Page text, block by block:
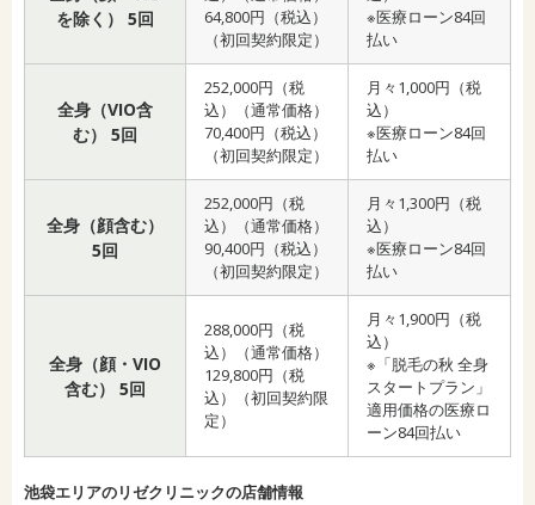
を除く） 5回
64,800円（税込）
（初回契約限定）
※医療ローン84回
払い
全身（VIO含
む） 5回
252,000円（税
込）（通常価格）
70,400円（税込）
（初回契約限定）
月々1,000円（税
込）
※医療ローン84回
払い
全身（顔含む）
5回
252,000円（税
込）（通常価格）
90,400円（税込）
（初回契約限定）
月々1,300円（税
込）
※医療ローン84回
払い
全身（顔・VIO
含む） 5回
288,000円（税
込）（通常価格）
129,800円（税
込）（初回契約限
定）
月々1,900円（税
込）
※「脱毛の秋 全身
スタートプラン」
適用価格の医療ロ
ーン84回払い
池袋エリアのリゼクリニックの店舗情報